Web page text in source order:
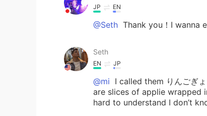
JP EN
@Seth Thank you！I wanna
Seth
EN JP
@mi I called them りんごぎ
are slices of applie wrapped
hard to understand I don’t